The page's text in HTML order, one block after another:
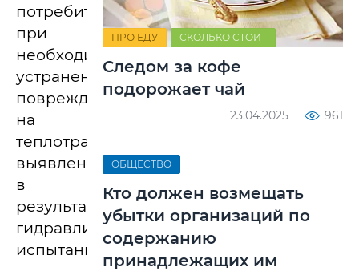
потребителям
при
необходимости
устранения
повреждений
на
теплотрассах,
выявленных
в
результате
гидравлических
испытаний.
ПРО ЕДУ СКОЛЬКО СТОИТ
Следом за кофе
подорожает чай
23.04.2025 961
ОБЩЕСТВО
Кто должен возмещать
убытки организаций по
содержанию
принадлежащих им